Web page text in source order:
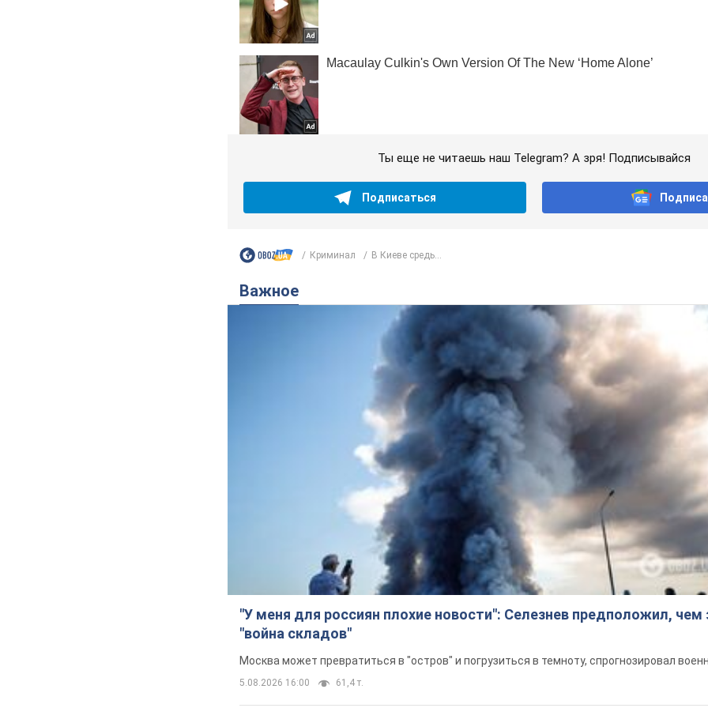
Ты еще не читаешь наш Telegram? А зря! Подписывайся
Подписаться
Криминал В Киеве средь...
Важное
"У меня для россиян плохие новости": Селезнев предположил, чем
"война складов"
Москва может превратиться в "остров" и погрузиться в темноту, спрогнозировал
5.08.2026 16:00 61,4 т.